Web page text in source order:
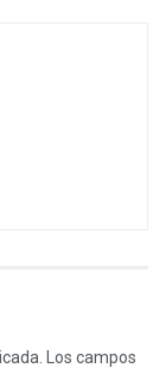
Los campos